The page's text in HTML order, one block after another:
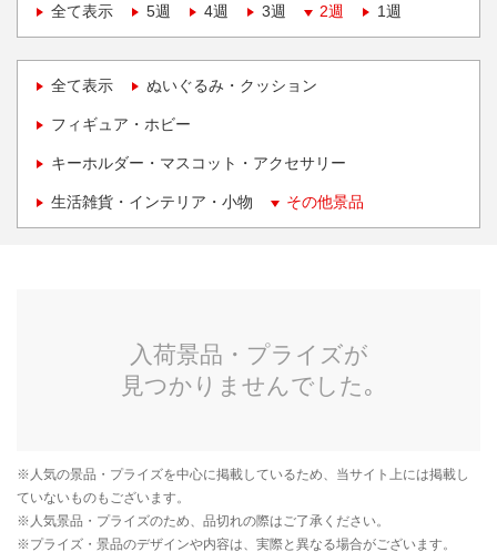
全て表示
5週 4週 3週 2週 1週
全て表示 ぬいぐるみ・クッション
フィギュア・ホビー
キーホルダー・マスコット・アクセサリー
生活雑貨・インテリア・小物 その他景品